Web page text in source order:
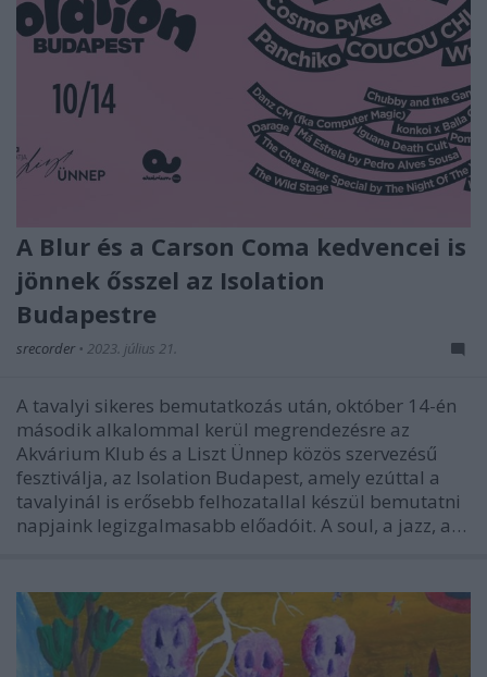
A Blur és a Carson Coma kedvencei is
jönnek ősszel az Isolation
Budapestre
srecorder • 2023. július 21.
A tavalyi sikeres bemutatkozás után, október 14-én
második alkalommal kerül megrendezésre az
Akvárium Klub és a Liszt Ünnep közös szervezésű
fesztiválja, az Isolation Budapest, amely ezúttal a
tavalyinál is erősebb felhozatallal készül bemutatni
napjaink legizgalmasabb előadóit. A soul, a jazz, a…